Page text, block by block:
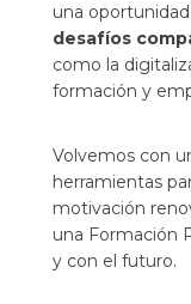
una
desafíos
como la
formación y
Volvemos con
herramientas
motivación
una Formación
y con el futuro.